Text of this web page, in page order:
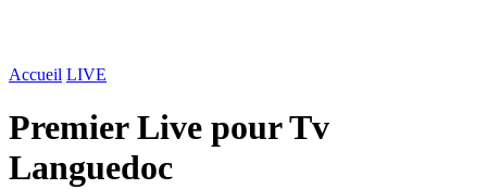
Accueil LIVE
Premier Live pour Tv
Languedoc